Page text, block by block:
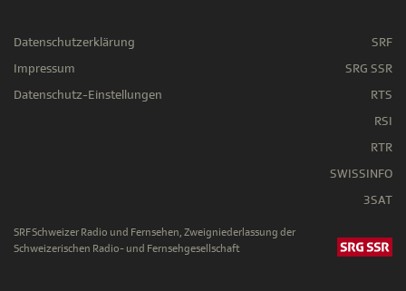
Datenschutzerklärung
Impressum
Datenschutz-Einstellungen
SRF
SRG SSR
RTS
RSI
RTR
SWISSINFO
3SAT
SRF Schweizer Radio und Fernsehen, Zweigniederlassung der
Schweizerischen Radio- und Fernsehgesellschaft